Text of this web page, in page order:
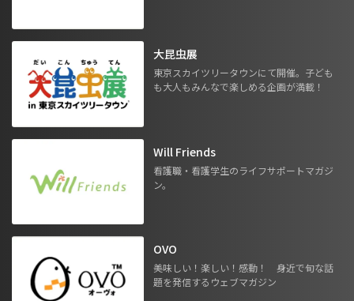
大昆虫展
東京スカイツリータウンにて開催。子ども
も大人もみんなで楽しめる企画が満載！
Will Friends
看護職・看護学生のライフサポートマガジ
ン。
OVO
美味しい！楽しい！感動！ 身近で旬な話
題を発信するウェブマガジン